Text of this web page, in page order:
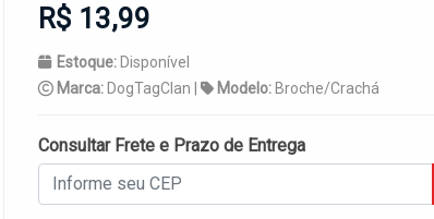
R$ 13,99
Estoque:Disponível
Marca:DogTagClan | Modelo:Broche/Crachá
Consultar Frete e Prazo de Entrega